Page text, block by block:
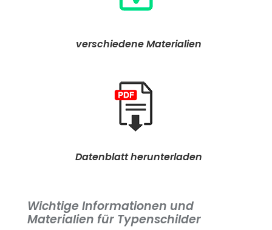
verschiedene Materialien
Datenblatt herunterladen
Wichtige Informationen und
Materialien für Typenschilder